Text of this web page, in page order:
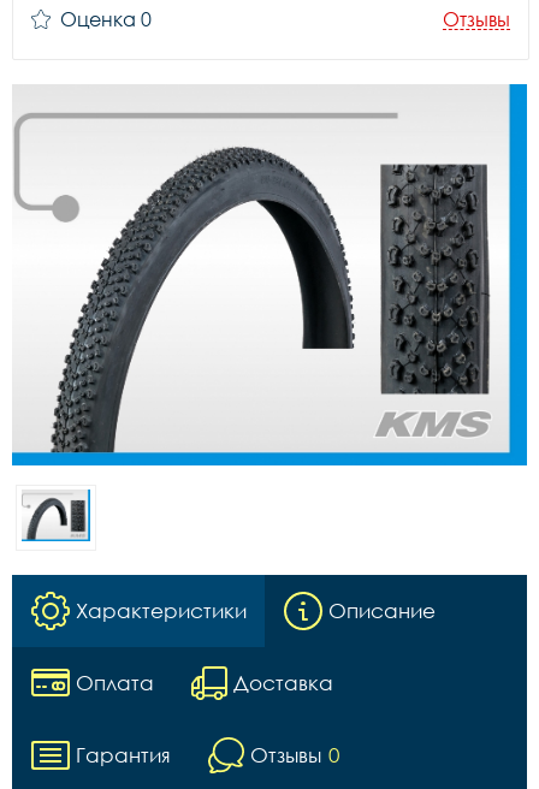
Оценка 0
Отзывы
Характеристики Описание
Оплата Доставка
Гарантия Отзывы 0